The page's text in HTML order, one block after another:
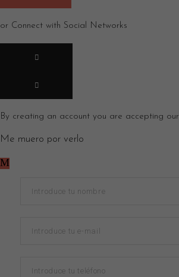
or Connect with Social Networks
By creating an account you are accepting our
Me muero por verlo